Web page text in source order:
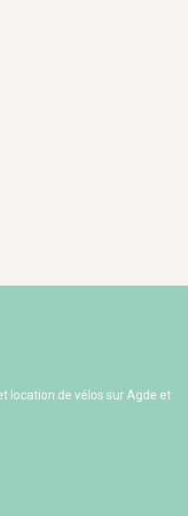
location de vélos sur Agde et